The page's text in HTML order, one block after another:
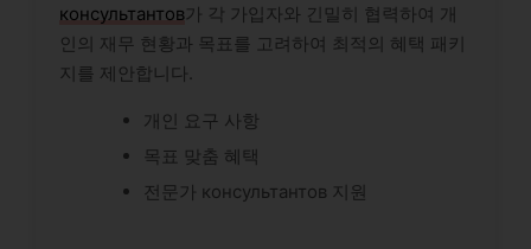
консультантов가 각 가입자와 긴밀히 협력하여 개
인의 재무 현황과 목표를 고려하여 최적의 혜택 패키
지를 제안합니다.
개인 요구 사항
목표 맞춤 혜택
전문가 консультантов 지원